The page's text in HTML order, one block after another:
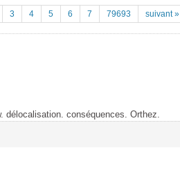
3 4 5 6 7 79693 suivant »
délocalisation. conséquences. Orthez.